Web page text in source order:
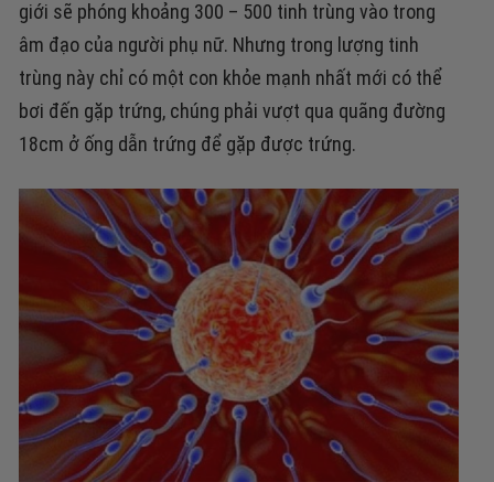
giới sẽ phóng khoảng 300 – 500 tinh trùng vào trong
âm đạo của người phụ nữ. Nhưng trong lượng tinh
trùng này chỉ có một con khỏe mạnh nhất mới có thể
bơi đến gặp trứng, chúng phải vượt qua quãng đường
18cm ở ống dẫn trứng để gặp được trứng.